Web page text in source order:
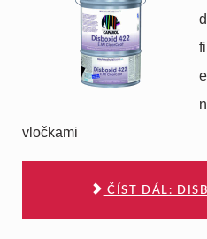
vločkami
ČÍST DÁL: